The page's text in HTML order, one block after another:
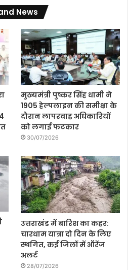
News
मुख्यमंत्री पुष्कर सिंह धामी ने
1905 हेल्पलाइन की समीक्षा के
दौरान लापरवाह अधिकारियों
को लगाई फटकार
30/07/2026
उत्तराखंड में बारिश का कहर:
चारधाम यात्रा दो दिन के लिए
स्थगित, कई जिलों में ऑरेंज
अलर्ट
28/07/2026